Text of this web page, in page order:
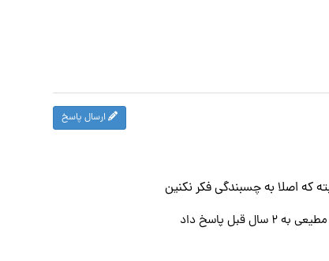
ارسال پاسخ
که اصلا به چسبندگی فکر نکنین
به۲ سال قبل پاسخ داد